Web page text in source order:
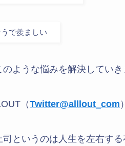
で羨ましい
ような悩みを解決していき
（Twitter@alllout_com
というのは人生を左右する